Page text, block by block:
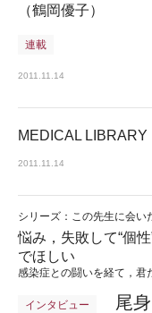
（鶴岡優子）
連載
2011.11.14
MEDICAL
2011.11.14
シリーズ：この先生に会い
悩み，失敗して“個
でほしい
感染症との闘いを経て，君
インタビュー 尾